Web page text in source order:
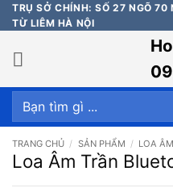
Bỏ
qua
nội
dung
TRỤ SỞ CHÍNH: SỐ 27 NGÕ
TỪ LIÊM HÀ NỘI
Tìm
kiếm:
TRANG CHỦ / SẢN PHẨM / LOA
Loa Âm Trần